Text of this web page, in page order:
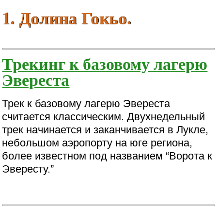
1. Долина Гокьо.
Трекинг к базовому лагерю
Эвереста
Трек к базовому лагерю Эвереста
считается классическим. Двухнедельный
трек начинается и заканчивается в Лукле,
небольшом аэропорту на юге региона,
более известном под названием “Ворота к
Эвересту.”